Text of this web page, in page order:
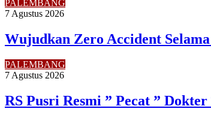
PALEMBANG
7 Agustus 2026
Wujudkan Zero Accident
PALEMBANG
7 Agustus 2026
RS Pusri Resmi ” Pecat ”